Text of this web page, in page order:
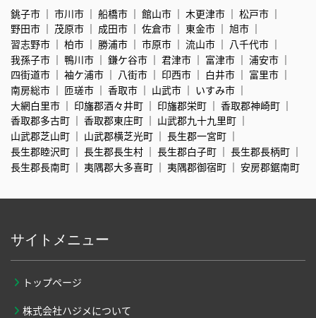
銚子市 市川市 船橋市 館山市 木更津市
松戸市
野田市
茂原市 成田市 佐倉市 東金市
旭市
習志野市
柏市 勝浦市 市原市 流山市
八千代市
我孫子市
鴨川市 鎌ケ谷市 君津市 富津市
浦安市
四街道市
袖ケ浦市 八街市 印西市 白井市
富里市
南房総市
匝瑳市 香取市 山武市
いすみ市
大網白里市
印旛郡酒々井町 印旛郡栄町
香取郡神崎町
香取郡多古町
香取郡東庄町
山武郡九十九里町
山武郡芝山町
山武郡横芝光町
長生郡一宮町
長生郡睦沢町
長生郡長生村 長生郡白子町
長生郡長柄町
長生郡長南町
夷隅郡大多喜町 夷隅郡御宿町 安房郡鋸南町
サイトメニュー
トップページ
株式会社ハジメについて